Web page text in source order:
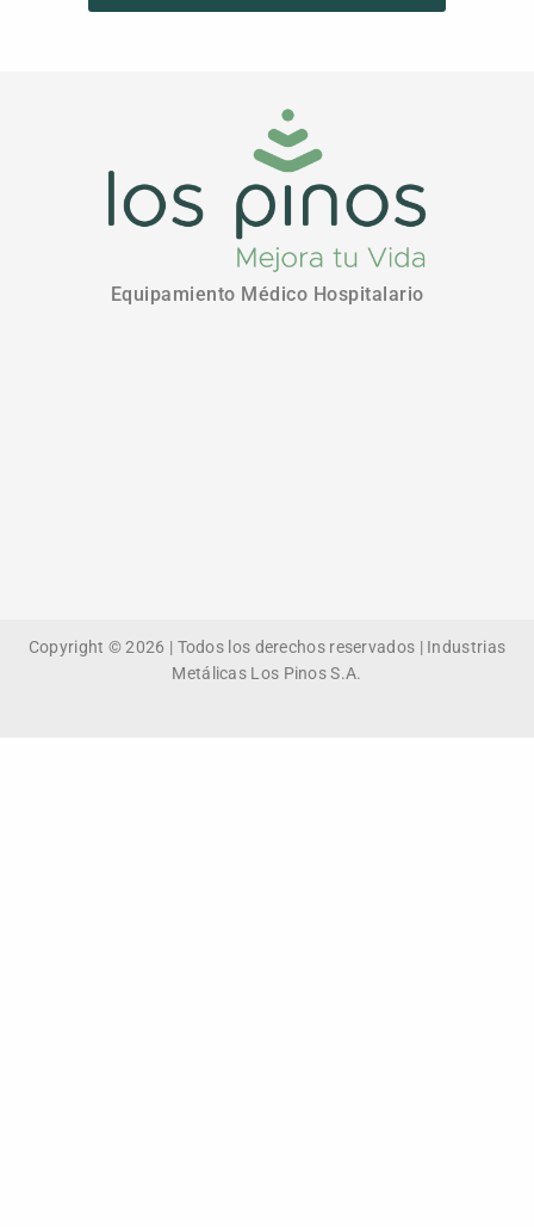
Equipamiento Médico Hospitalario
Copyright © 2026 | Todos los derechos reservados | Industrias
Metálicas Los Pinos S.A.